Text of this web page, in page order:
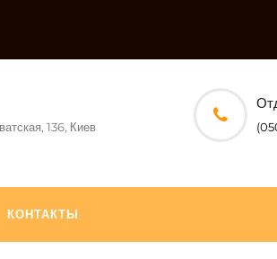
136, Киев
КОНТАКТЫ